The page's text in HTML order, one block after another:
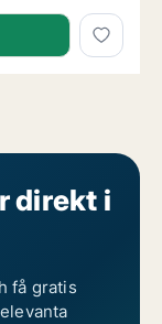
direkt i
få gratis